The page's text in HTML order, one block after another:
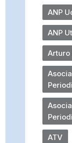
ANP
ANP
Arturo
ATV